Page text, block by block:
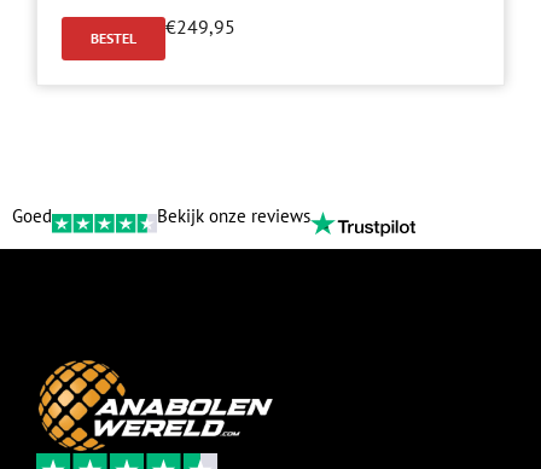
BESTEL €249,95
Goed Bekijk onze reviews